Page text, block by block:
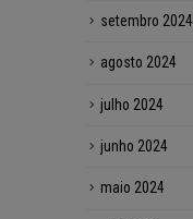
setembro 2024
agosto 2024
julho 2024
junho 2024
maio 2024